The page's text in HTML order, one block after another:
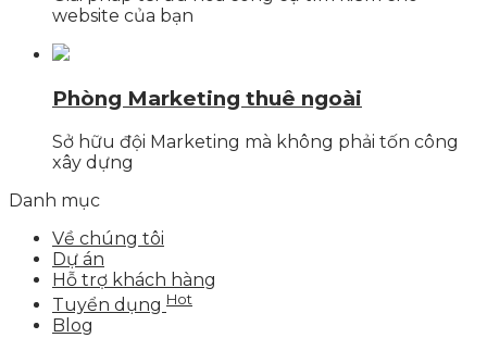
website của bạn
Phòng Marketing thuê ngoài
Sở hữu đội Marketing mà không phải tốn công
xây dựng
Danh mục
Về chúng tôi
Dự án
Hỗ trợ khách hàng
Tuyển dụng Hot
Blog